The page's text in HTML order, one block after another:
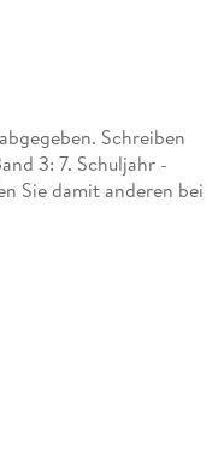
Schreiben
3: 7. Schuljahr -
Sie damit anderen bei